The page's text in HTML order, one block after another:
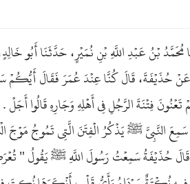
مُحَمَّدُ بْنُ عَبْدِ اللَّهِ بْنِ نُمَيْرٍ، حَدَّثَنَا أَبُو
حُذَيْفَةَ، قَالَ كُنَّا عِنْدَ عُمَرَ فَقَالَ أَيُّكُمْ
فِتْنَةَ الرَّجُلِ فِي أَهْلِهِ وَجَارِهِ قَالُوا
النَّبِيَّ ﷺ يَذْكُرُ الْفِتَنَ الَّتِي تَمُوجُ مَوْجَ
حُذَيْفَةُ سَمِعْتُ رَسُولَ اللَّهِ ﷺ يَقُولُ "